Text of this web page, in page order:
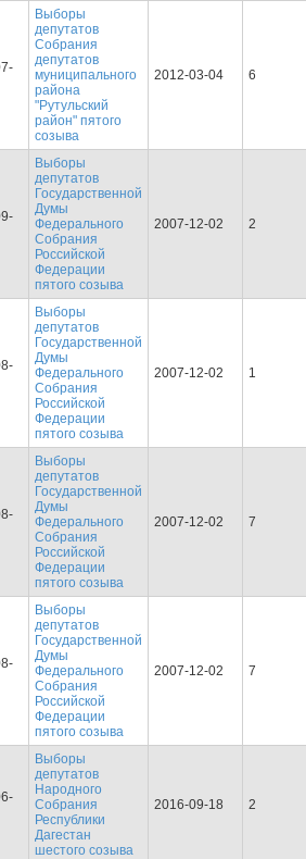
Выборы
депутатов
Собрания
депутатов
муниципального
района
"Рутульский
район" пятого
созыва
2012-03-04 6
Выборы
депутатов
Государственной
Думы
Федерального
Собрания
Российской
Федерации
пятого созыва
2007-12-02 2
Выборы
депутатов
Государственной
Думы
Федерального
Собрания
Российской
Федерации
пятого созыва
2007-12-02 1
Выборы
депутатов
Государственной
Думы
Федерального
Собрания
Российской
Федерации
пятого созыва
2007-12-02 7
Выборы
депутатов
Государственной
Думы
Федерального
Собрания
Российской
Федерации
пятого созыва
2007-12-02 7
Выборы
депутатов
Народного
Собрания
Республики
Дагестан
шестого созыва
2016-09-18 2